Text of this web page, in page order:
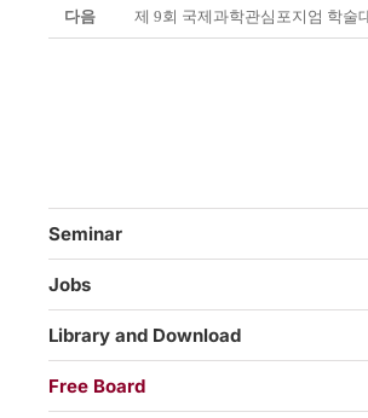
다음 제 9회 국제과학관심포지엄 학술
Seminar
Jobs
Library and Download
Free Board